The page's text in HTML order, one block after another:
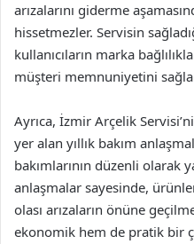
arızalarını giderme
hissetmezler. Servisin
kullanıcıların marka
müşteri memnuniyetini
Ayrıca, İzmir Arçelik
yer alan yıllık bakım
bakımlarının düzenli olarak
anlaşmalar sayesinde,
olası arızaların önüne
ekonomik hem de pratik bir